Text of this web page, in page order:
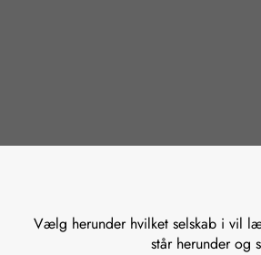
Vælg herunder hvilket selskab i vil
står herunder og